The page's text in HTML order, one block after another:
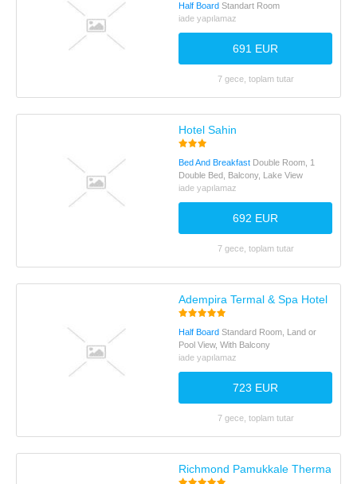
Half Board Standart Room
iade yapılamaz
691 EUR
7 gece, toplam tutar
Hotel Sahin
Bed And Breakfast Double Room, 1
Double Bed, Balcony, Lake View
iade yapılamaz
692 EUR
7 gece, toplam tutar
Adempira Termal & Spa Hotel
Half Board Standard Room, Land or
Pool View, With Balcony
iade yapılamaz
723 EUR
7 gece, toplam tutar
Richmond Pamukkale Thermal